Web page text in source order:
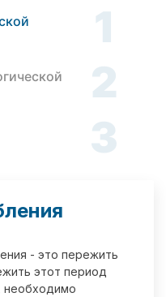
1
2
3
- это пережить
этот период
необходимо